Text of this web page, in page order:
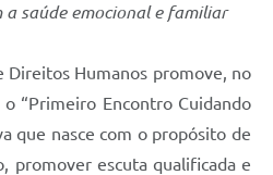
a saúde emocional e familiar
Direitos Humanos promove, no
“Primeiro Encontro Cuidando
que nasce com o propósito de
promover escuta qualificada e